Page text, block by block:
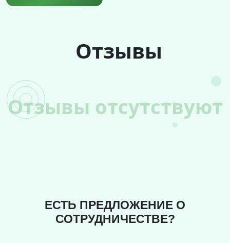
Отзывы
Отзывы отсутствуют
ЕСТЬ ПРЕДЛОЖЕНИЕ О
СОТРУДНИЧЕСТВЕ?